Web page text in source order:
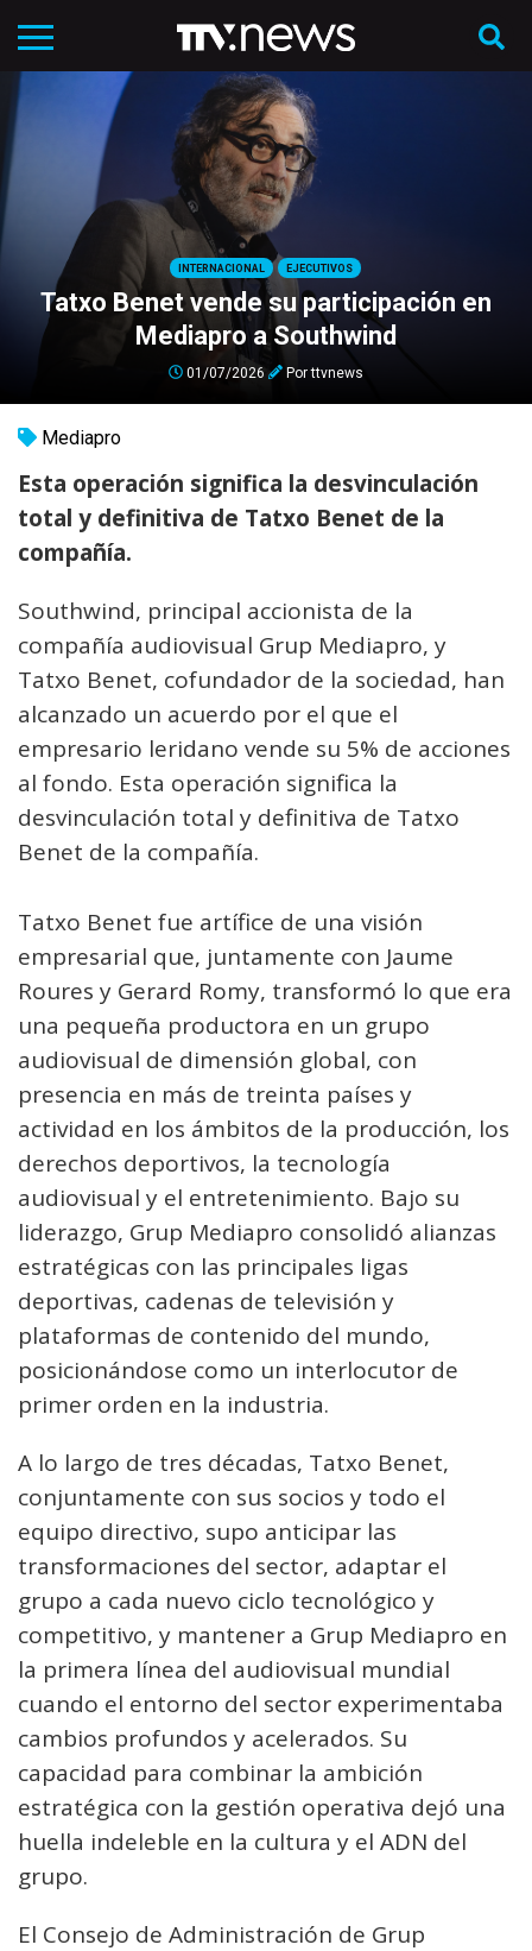
INTERNACIONAL EJECUTIVOS
Tatxo Benet vende su participación en
Mediapro a Southwind
01/07/2026 Porttvnews
Mediapro
Esta operación significa la desvinculación
total y definitiva de Tatxo Benet de la
compañía.
Southwind, principal accionista de la
compañía audiovisual Grup Mediapro, y
Tatxo Benet, cofundador de la sociedad, han
alcanzado un acuerdo por el que el
empresario leridano vende su 5% de acciones
al fondo. Esta operación significa la
desvinculación total y definitiva de Tatxo
Benet de la compañía.
Tatxo Benet fue artífice de una visión
empresarial que, juntamente con Jaume
Roures y Gerard Romy, transformó lo que era
una pequeña productora en un grupo
audiovisual de dimensión global, con
presencia en más de treinta países y
actividad en los ámbitos de la producción, los
derechos deportivos, la tecnología
audiovisual y el entretenimiento. Bajo su
liderazgo, Grup Mediapro consolidó alianzas
estratégicas con las principales ligas
deportivas, cadenas de televisión y
plataformas de contenido del mundo,
posicionándose como un interlocutor de
primer orden en la industria.
A lo largo de tres décadas, Tatxo Benet,
conjuntamente con sus socios y todo el
equipo directivo, supo anticipar las
transformaciones del sector, adaptar el
grupo a cada nuevo ciclo tecnológico y
competitivo, y mantener a Grup Mediapro en
la primera línea del audiovisual mundial
cuando el entorno del sector experimentaba
cambios profundos y acelerados. Su
capacidad para combinar la ambición
estratégica con la gestión operativa dejó una
huella indeleble en la cultura y el ADN del
grupo.
El Consejo de Administración de Grup